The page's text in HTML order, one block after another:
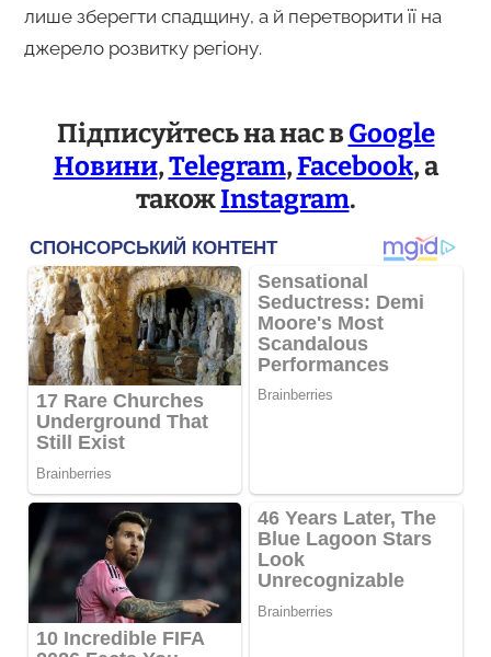
лише зберегти спадщину, а й перетворити її на
джерело розвитку регіону.
Підписуйтесь на нас вGoogle
Новини,Telegram,Facebook, а
такожInstagram.